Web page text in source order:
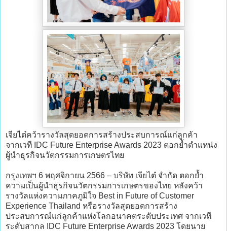
เจียไต๋คว้ารางวัลสุดยอดการสร้างประสบการณ์แก่ลูกค้า
จากเวที IDC Future Enterprise Awards 2023 ตอกย้ำตำแหน่ง
ผู้นำธุรกิจนวัตกรรมการเกษตรไทย
กรุงเทพฯ 6 พฤศจิกายน 2566 – บริษัท เจียไต๋ จำกัด ตอกย้ำ
ความเป็นผู้นำธุรกิจนวัตกรรมการเกษตรของไทย หลังคว้า
รางวัลแห่งความภาคภูมิใจ Best in Future of Customer
Experience Thailand หรือรางวัลสุดยอดการสร้าง
ประสบการณ์แก่ลูกค้าแห่งโลกอนาคตระดับประเทศ จากเวที
ระดับสากล IDC Future Enterprise Awards 2023 โดยนาย